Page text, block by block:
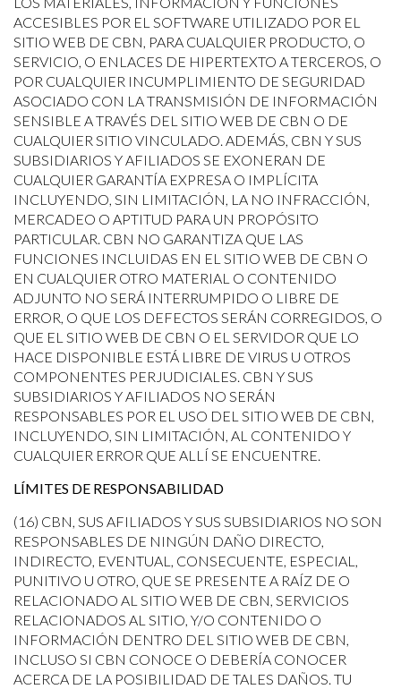
ACCESIBLES POR EL SOFTWARE UTILIZADO POR EL
SITIO WEB DE CBN, PARA CUALQUIER PRODUCTO, O
SERVICIO, O ENLACES DE HIPERTEXTO A TERCEROS, O
POR CUALQUIER INCUMPLIMIENTO DE SEGURIDAD
ASOCIADO CON LA TRANSMISIÓN DE INFORMACIÓN
SENSIBLE A TRAVÉS DEL SITIO WEB DE CBN O DE
CUALQUIER SITIO VINCULADO. ADEMÁS, CBN Y SUS
SUBSIDIARIOS Y AFILIADOS SE EXONERAN DE
CUALQUIER GARANTÍA EXPRESA O IMPLÍCITA
INCLUYENDO, SIN LIMITACIÓN, LA NO INFRACCIÓN,
MERCADEO O APTITUD PARA UN PROPÓSITO
PARTICULAR. CBN NO GARANTIZA QUE LAS
FUNCIONES INCLUIDAS EN EL SITIO WEB DE CBN O
EN CUALQUIER OTRO MATERIAL O CONTENIDO
ADJUNTO NO SERÁ INTERRUMPIDO O LIBRE DE
ERROR, O QUE LOS DEFECTOS SERÁN CORREGIDOS, O
QUE EL SITIO WEB DE CBN O EL SERVIDOR QUE LO
HACE DISPONIBLE ESTÁ LIBRE DE VIRUS U OTROS
COMPONENTES PERJUDICIALES. CBN Y SUS
SUBSIDIARIOS Y AFILIADOS NO SERÁN
RESPONSABLES POR EL USO DEL SITIO WEB DE CBN,
INCLUYENDO, SIN LIMITACIÓN, AL CONTENIDO Y
CUALQUIER ERROR QUE ALLÍ SE ENCUENTRE.
LÍMITES DE RESPONSABILIDAD
(16) CBN, SUS AFILIADOS Y SUS SUBSIDIARIOS NO SON
RESPONSABLES DE NINGÚN DAÑO DIRECTO,
INDIRECTO, EVENTUAL, CONSECUENTE, ESPECIAL,
PUNITIVO U OTRO, QUE SE PRESENTE A RAÍZ DE O
RELACIONADO AL SITIO WEB DE CBN, SERVICIOS
RELACIONADOS AL SITIO, Y/O CONTENIDO O
INFORMACIÓN DENTRO DEL SITIO WEB DE CBN,
INCLUSO SI CBN CONOCE O DEBERÍA CONOCER
ACERCA DE LA POSIBILIDAD DE TALES DAÑOS. TU